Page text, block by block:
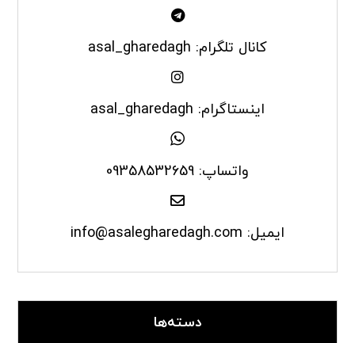
کانال تلگرام: asal_gharedagh
اینستاگرام: asal_gharedagh
واتساپ: 09358532659
ایمیل: info@asalegharedagh.com
دسته‌ها